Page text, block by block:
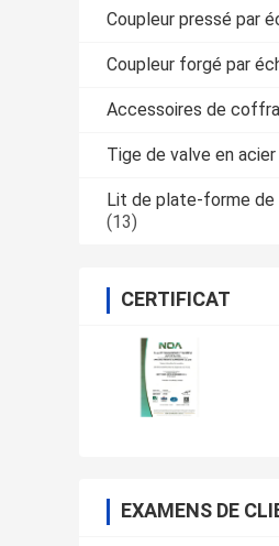
Coupleur pressé par
Coupleur forgé par
Accessoires de
Tige de valve en acier
Lit de plate-forme de
(13)
CERTIFICAT
EXAMENS DE